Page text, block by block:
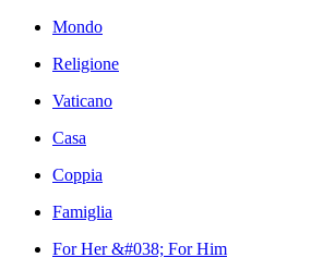
Mondo
Religione
Vaticano
Casa
Coppia
Famiglia
For Her &#038; For Him